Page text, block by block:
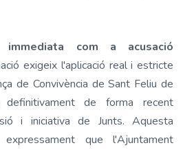
immediata com a acusació
exigeix l'aplicació real i estricte
de Convivència de Sant Feliu de
definitivament de forma recent
i iniciativa de Junts. Aquesta
que l'Ajuntament